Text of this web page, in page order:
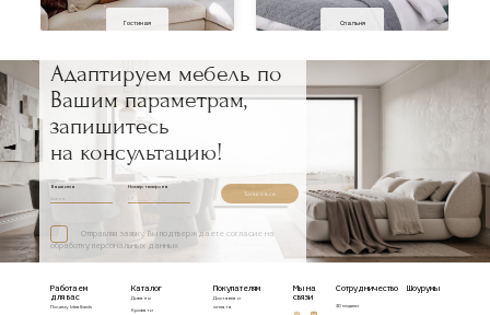
Гостиная Спальня
Адаптируем мебель по
Вашим параметрам,
запишитесь
на консультацию!
Ваше имя Номер телефона
Записаться
Отправляя заявку, Вы подтверждаете согласие на
обработку персональных данных
Работаем
для вас
Почему Idealbeds
Каталог
Диваны
Кровати
Покупателям
Доставка и
оплата
Мы на
связи
Сотрудничество
3D модели
Шоурумы